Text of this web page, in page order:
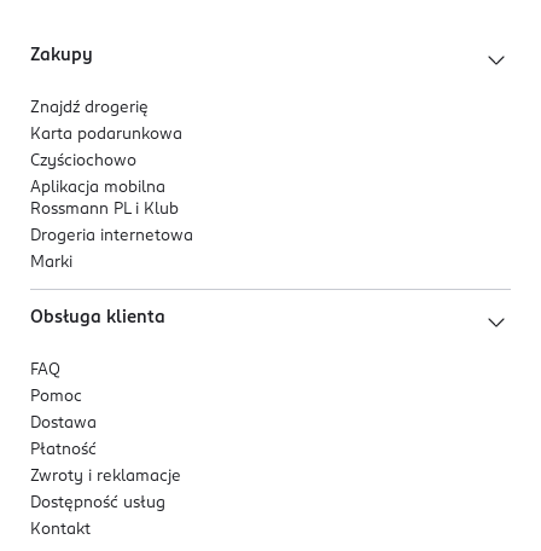
użyciu 100% zielonej energii elektrycznej.
Zakupy
Znajdź drogerię
Karta podarunkowa
Czyściochowo
Aplikacja mobilna
Rossmann PL i Klub
Drogeria internetowa
Marki
Obsługa klienta
FAQ
Pomoc
Dostawa
Płatność
Zwroty i reklamacje
Dostępność usług
Kontakt